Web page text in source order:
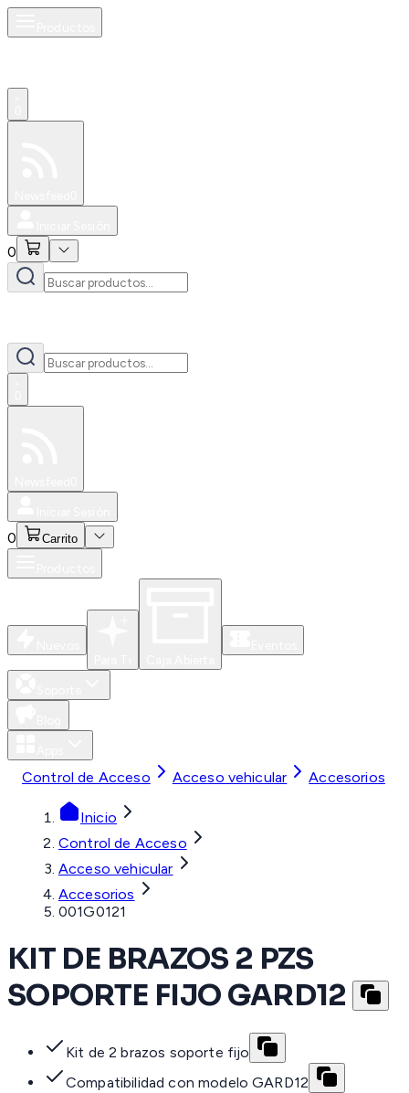
0
0 Carrito
Control de Acceso Acceso vehicular Accesorios
Inicio
Control de Acceso
Acceso vehicular
Accesorios
001G0121
KIT DE BRAZOS 2 PZS
SOPORTE FIJO GARD12
Kit de 2 brazos soporte fijo
Compatibilidad con modelo GARD12